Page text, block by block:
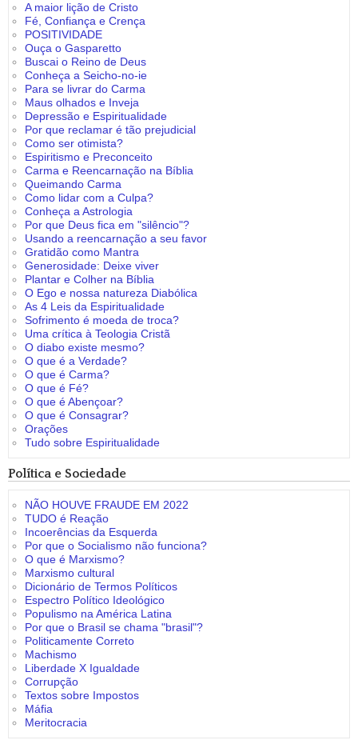
A maior lição de Cristo
Fé, Confiança e Crença
POSITIVIDADE
Ouça o Gasparetto
Buscai o Reino de Deus
Conheça a Seicho-no-ie
Para se livrar do Carma
Maus olhados e Inveja
Depressão e Espiritualidade
Por que reclamar é tão prejudicial
Como ser otimista?
Espiritismo e Preconceito
Carma e Reencarnação na Bíblia
Queimando Carma
Como lidar com a Culpa?
Conheça a Astrologia
Por que Deus fica em "silêncio"?
Usando a reencarnação a seu favor
Gratidão como Mantra
Generosidade: Deixe viver
Plantar e Colher na Bíblia
O Ego e nossa natureza Diabólica
As 4 Leis da Espiritualidade
Sofrimento é moeda de troca?
Uma crítica à Teologia Cristã
O diabo existe mesmo?
O que é a Verdade?
O que é Carma?
O que é Fé?
O que é Abençoar?
O que é Consagrar?
Orações
Tudo sobre Espiritualidade
Política e Sociedade
NÃO HOUVE FRAUDE EM 2022
TUDO é Reação
Incoerências da Esquerda
Por que o Socialismo não funciona?
O que é Marxismo?
Marxismo cultural
Dicionário de Termos Políticos
Espectro Político Ideológico
Populismo na América Latina
Por que o Brasil se chama "brasil"?
Politicamente Correto
Machismo
Liberdade X Igualdade
Corrupção
Textos sobre Impostos
Máfia
Meritocracia